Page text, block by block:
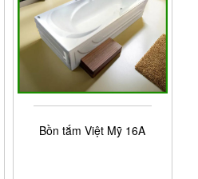
Bồn tắm Việt Mỹ 16A